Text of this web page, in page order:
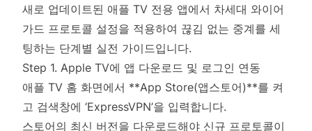
새로 업데이트된 애플 TV 전용 앱에서 차세대 와이어
가드 프로토콜 설정을 적용하여 끊김 없는 중계를 세
팅하는 단계별 실전 가이드입니다.
Step 1. Apple TV에 앱 다운로드 및 로그인 연동
애플 TV 홈 화면에서 **App Store(앱스토어)**를 켜
고 검색창에 ‘ExpressVPN’을 입력합니다.
스토어의 최신 버전을 다운로드해야 신규 프로토콜이